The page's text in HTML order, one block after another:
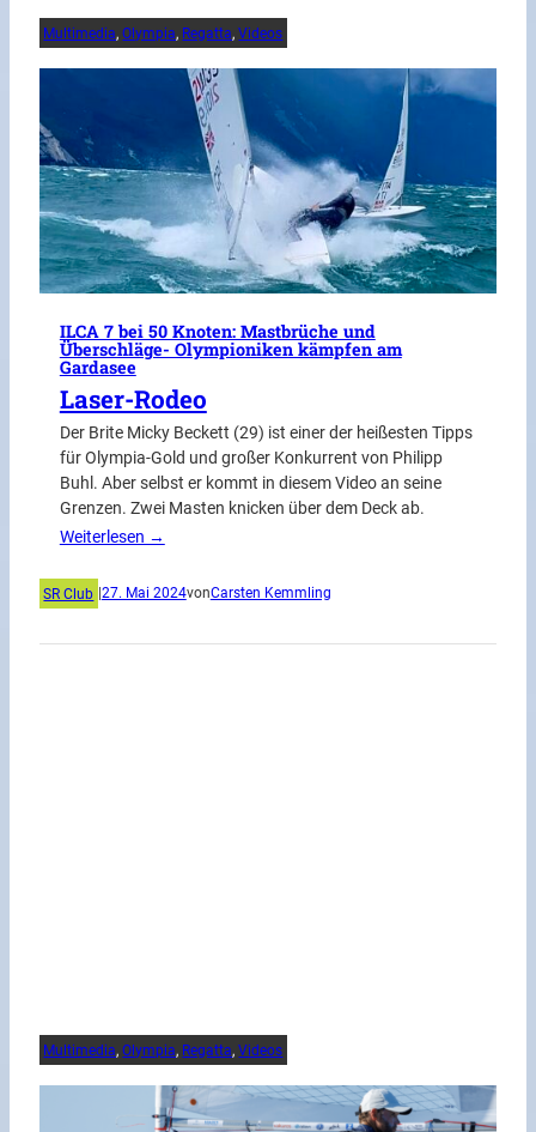
Multimedia, Olympia, Regatta, Videos
ILCA 7 bei 50 Knoten: Mastbrüche und
Überschläge- Olympioniken kämpfen am
Gardasee
Laser-Rodeo
Der Brite Micky Beckett (29) ist einer der heißesten Tipps
für Olympia-Gold und großer Konkurrent von Philipp
Buhl. Aber selbst er kommt in diesem Video an seine
Grenzen. Zwei Masten knicken über dem Deck ab.
Weiterlesen →
SR Club 27. Mai 2024vonCarsten Kemmling
Multimedia, Olympia, Regatta, Videos